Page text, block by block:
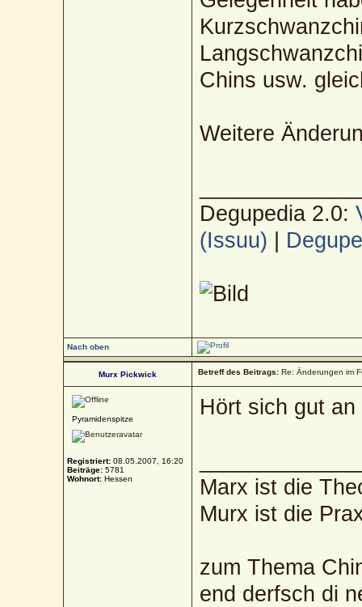
Chins usw.
Weitere
Degupedia 2.0:
(Issuu)
Nach oben
Murx Pickwick Betreff des Beitrags: Re: Änderungen im
Pyramidenspitze
Registriert: 08.05.2007, 16:20
Beiträge: 5781
Wohnort: Hessen
Hört sich gut
Marx ist die
Murx ist die
zum Thema
end derfsch di